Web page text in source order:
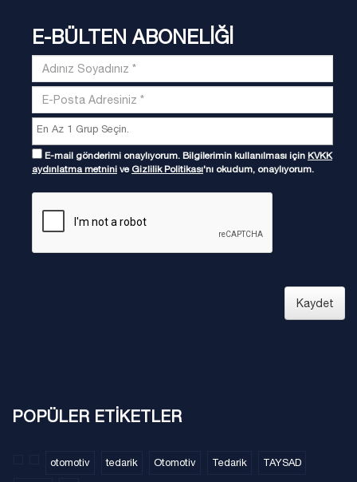
E-BÜLTEN ABONELİĞİ
E-mail gönderimi onaylıyorum. Bilgilerimin kullanılması için KVKK
aydınlatma metnini ve Gizlilik Politikası'nı okudum, onaylıyorum.
Kaydet
POPÜLER ETİKETLER
otomotiv tedarik Otomotiv Tedarik TAYSAD